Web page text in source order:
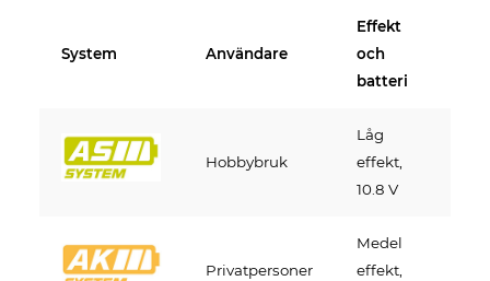
System Användare
Effekt
och
batteri
Hobbybruk
Låg
effekt,
10.8 V
Privatpersoner
Medel
effekt,